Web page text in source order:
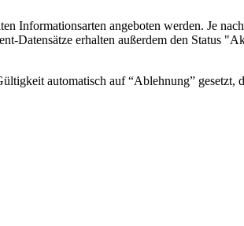
Informationsarten angeboten werden. Je
Datensätze erhalten außerdem den Status
automatisch auf “Ablehnung” gesetzt,